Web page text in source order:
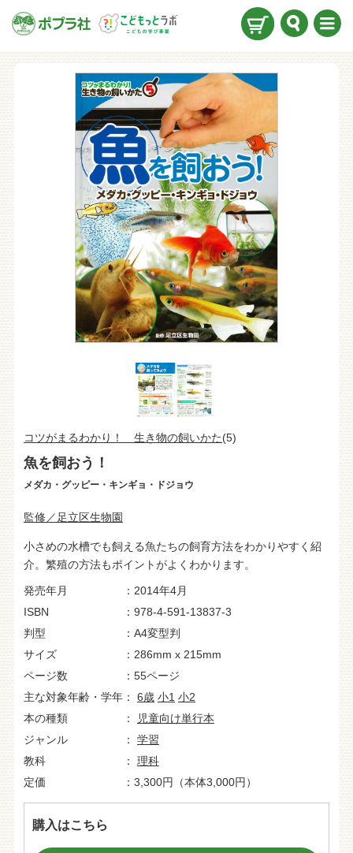
コツがまるわかり！ 生き物の飼いかた(5)
魚を飼おう！
メダカ・グッピー・キンギョ・ドジョウ
監修／足立区生物園
小さめの水槽でも飼える魚たちの飼育方法をわかりやすく紹
介。繁殖の方法もポイントがよくわかります。
発売年月
2014年4月
ISBN
978-4-591-13837-3
判型
A4変型判
サイズ
286mm x 215mm
ページ数
55ページ
主な対象年齢・学年
6歳 小1 小2
本の種類
児童向け単行本
ジャンル
学習
教科
理科
定価
3,300円（本体3,000円）
購入はこちら